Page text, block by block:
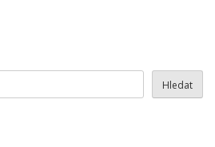
Hledat